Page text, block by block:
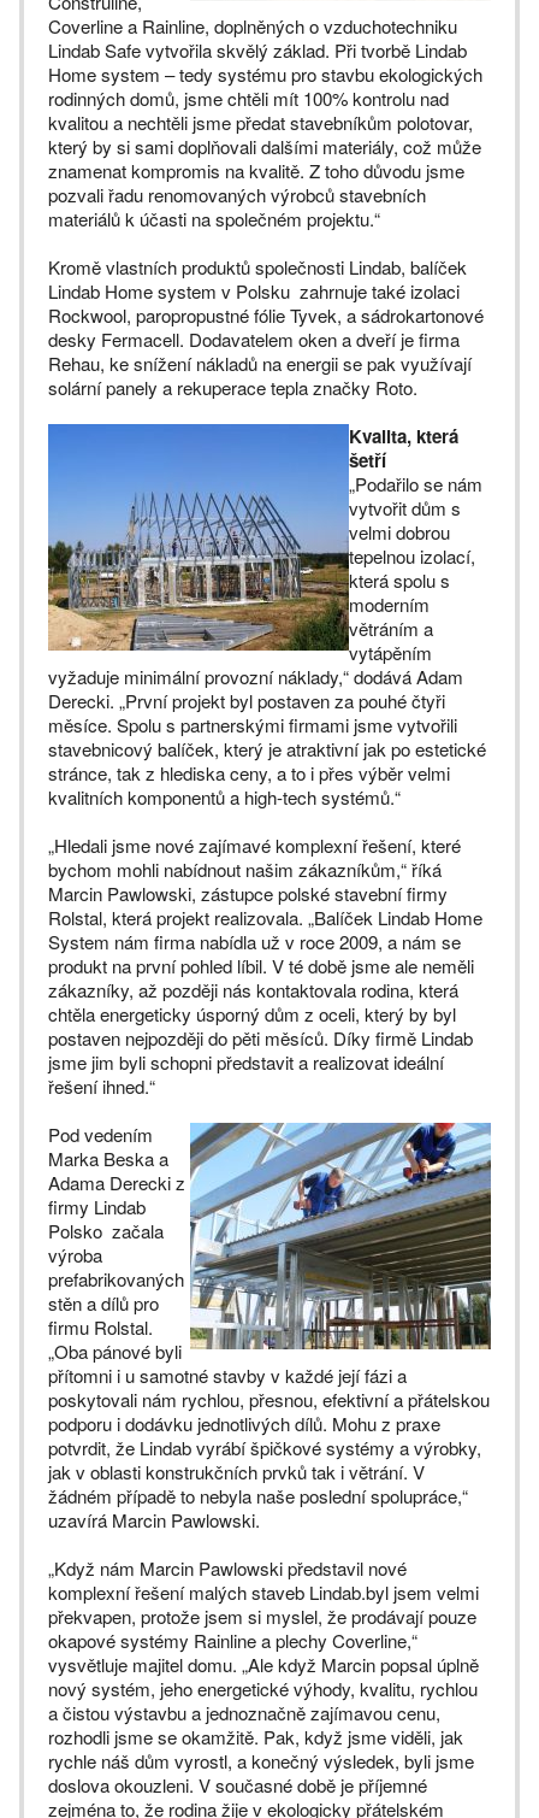
Coverline a Rainline, doplněných o vzduchotechniku
Lindab Safe vytvořila skvělý základ. Při tvorbě Lindab
Home system – tedy systému pro stavbu ekologických
rodinných domů, jsme chtěli mít 100% kontrolu nad
kvalitou a nechtěli jsme předat stavebníkům polotovar,
který by si sami doplňovali dalšími materiály, což může
znamenat kompromis na kvalitě. Z toho důvodu jsme
pozvali řadu renomovaných výrobců stavebních
materiálů k účasti na společném projektu.“
Kromě vlastních produktů společnosti Lindab, balíček
Lindab Home system v Polsku zahrnuje také izolaci
Rockwool, paropropustné fólie Tyvek, a sádrokartonové
desky Fermacell. Dodavatelem oken a dveří je firma
Rehau, ke snížení nákladů na energii se pak využívají
solární panely a rekuperace tepla značky Roto.
Kvalita, která
šetří
„Podařilo se nám
vytvořit dům s
velmi dobrou
tepelnou izolací,
která spolu s
moderním
větráním a
vytápěním
vyžaduje minimální provozní náklady,“ dodává Adam
Derecki. „První projekt byl postaven za pouhé čtyři
měsíce. Spolu s partnerskými firmami jsme vytvořili
stavebnicový balíček, který je atraktivní jak po estetické
stránce, tak z hlediska ceny, a to i přes výběr velmi
kvalitních komponentů a high-tech systémů.“
„Hledali jsme nové zajímavé komplexní řešení, které
bychom mohli nabídnout našim zákazníkům,“ říká
Marcin Pawlowski, zástupce polské stavební firmy
Rolstal, která projekt realizovala. „Balíček Lindab Home
System nám firma nabídla už v roce 2009, a nám se
produkt na první pohled líbil. V té době jsme ale neměli
zákazníky, až později nás kontaktovala rodina, která
chtěla energeticky úsporný dům z oceli, který by byl
postaven nejpozději do pěti měsíců. Díky firmě Lindab
jsme jim byli schopni představit a realizovat ideální
řešení ihned.“
Pod vedením
Marka Beska a
Adama Derecki z
firmy Lindab
Polsko začala
výroba
prefabrikovaných
stěn a dílů pro
firmu Rolstal.
„Oba pánové byli
přítomni i u samotné stavby v každé její fázi a
poskytovali nám rychlou, přesnou, efektivní a přátelskou
podporu i dodávku jednotlivých dílů. Mohu z praxe
potvrdit, že Lindab vyrábí špičkové systémy a výrobky,
jak v oblasti konstrukčních prvků tak i větrání. V
žádném případě to nebyla naše poslední spolupráce,“
uzavírá Marcin Pawlowski.
„Když nám Marcin Pawlowski představil nové
komplexní řešení malých staveb Lindab.byl jsem velmi
překvapen, protože jsem si myslel, že prodávají pouze
okapové systémy Rainline a plechy Coverline,“
vysvětluje majitel domu. „Ale když Marcin popsal úplně
nový systém, jeho energetické výhody, kvalitu, rychlou
a čistou výstavbu a jednoznačně zajímavou cenu,
rozhodli jsme se okamžitě. Pak, když jsme viděli, jak
rychle náš dům vyrostl, a konečný výsledek, byli jsme
doslova okouzleni. V současné době je příjemné
zejména to, že rodina žije v ekologicky přátelském